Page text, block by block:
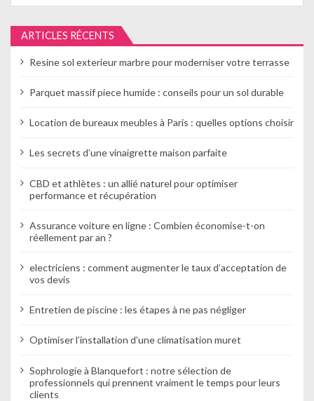
e
l
a
r
t
l
ARTICLES RÉCENTS
Resine sol exterieur marbre pour moderniser votre terrasse
Parquet massif piece humide : conseils pour un sol durable
Location de bureaux meubles à Paris : quelles options choisir
Les secrets d’une vinaigrette maison parfaite
CBD et athlètes : un allié naturel pour optimiser
performance et récupération
Assurance voiture en ligne : Combien économise-t-on
réellement par an ?
electriciens : comment augmenter le taux d’acceptation de
vos devis
Entretien de piscine : les étapes à ne pas négliger
Optimiser l’installation d’une climatisation muret
Sophrologie à Blanquefort : notre sélection de
professionnels qui prennent vraiment le temps pour leurs
clients